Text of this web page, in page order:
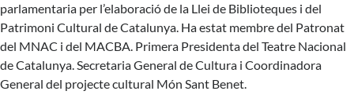
parlamentaria per l’elaboració de la Llei de Biblioteques i del
Patrimoni Cultural de Catalunya. Ha estat membre del Patronat
del MNAC i del MACBA. Primera Presidenta del Teatre Nacional
de Catalunya. Secretaria General de Cultura i Coordinadora
General del projecte cultural Món Sant Benet.